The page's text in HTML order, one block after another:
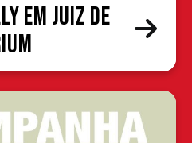
em Juiz de